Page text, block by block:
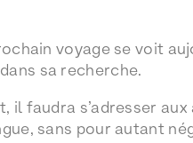
voyage se voit
sa recherche.
faudra s’adresser
sans pour autant